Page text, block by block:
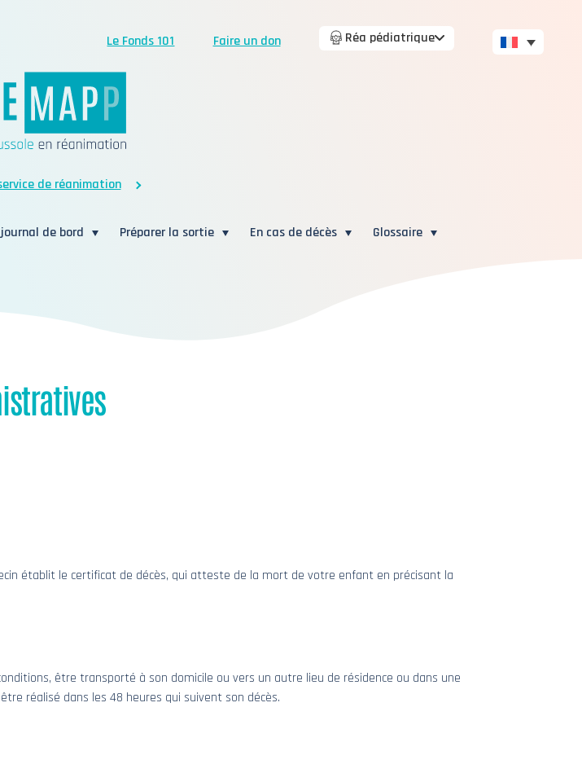
Le Fonds 101 Faire un don Réa pédiatrique
de réanimation
de bord Préparer la sortie En cas de décès Glossaire
établit le certificat de décès, qui atteste de la mort de votre enfant en précisant la
être transporté à son domicile ou vers un autre lieu de résidence ou dans une
réalisé dans les 48 heures qui suivent son décès.